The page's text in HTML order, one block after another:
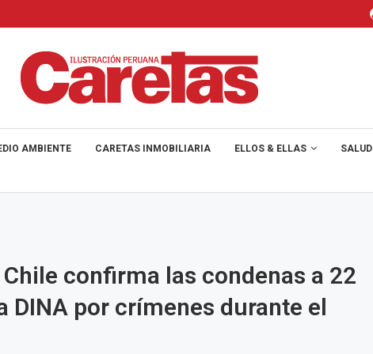
AMBIENTE CARETAS INMOBILIARIA ELLOS & ELLAS SALUD
confirma las condenas a 22
DINA por crímenes durante el